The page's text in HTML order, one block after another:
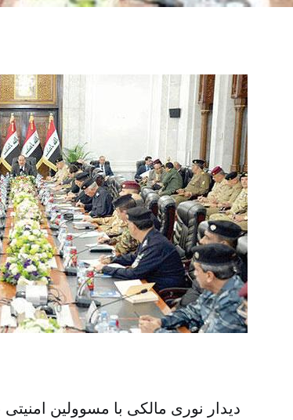
دیدار نوری مالکی با مسوولین